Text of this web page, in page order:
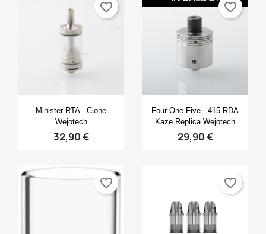
Anteprima
Minister RTA - Clone
Wejotech
32,90 €
favorite_border
Anteprima
Four One Five - 415 RDA
Kaze Replica Wejotech
29,90 €
favorite_border
favorite_border favorite_border